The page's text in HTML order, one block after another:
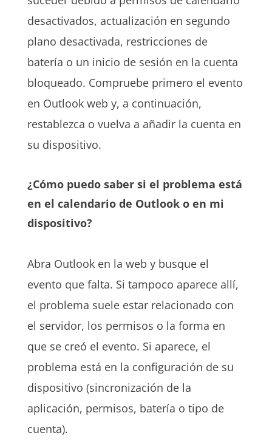
desactivados, actualización en segundo
plano desactivada, restricciones de
batería o un inicio de sesión en la cuenta
bloqueado. Compruebe primero el evento
en Outlook web y, a continuación,
restablezca o vuelva a añadir la cuenta en
su dispositivo.
¿Cómo puedo saber si el problema está
en el calendario de Outlook o en mi
dispositivo?
Abra Outlook en la web y busque el
evento que falta. Si tampoco aparece allí,
el problema suele estar relacionado con
el servidor, los permisos o la forma en
que se creó el evento. Si aparece, el
problema está en la configuración de su
dispositivo (sincronización de la
aplicación, permisos, batería o tipo de
cuenta).